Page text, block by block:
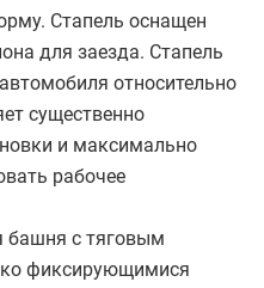
Стапель оснащен
для заезда. Стапель
относительно
существенно
и максимально
рабочее
башня с тяговым
фиксирующимися